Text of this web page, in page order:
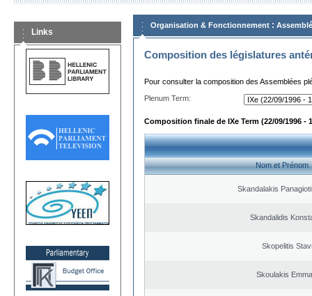
Links
Organisation & Fonctionnement :
Composition des législatures
Pour consulter la composition des Assemblées
Plenum Term:
Composition finale de IXe Term (22/09/1996 -
Nom et Prénom
Skandalakis
Skandalidis
Skopelitis
Skoulakis